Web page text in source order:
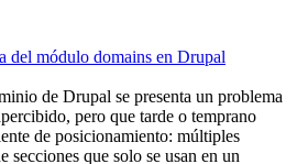
del módulo domains en Drupal
de Drupal se presenta un problema
pero que tarde o temprano
de posicionamiento: múltiples
secciones que solo se usan en un